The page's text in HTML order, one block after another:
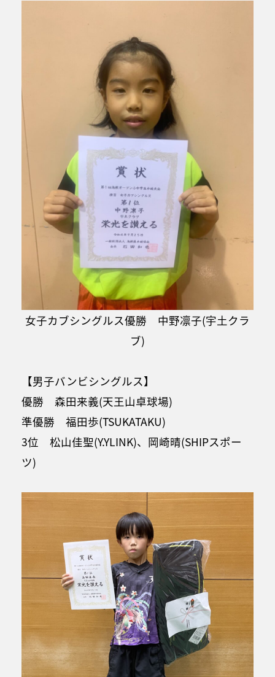
女子カブシングルス優勝 中野凛子(宇土クラ
ブ)
【男子バンビシングルス】
優勝 森田来義(天王山卓球場)
準優勝 福田歩(TSUKATAKU)
3位 松山佳聖(Y.YLINK)、岡崎晴(SHIPスポー
ツ)